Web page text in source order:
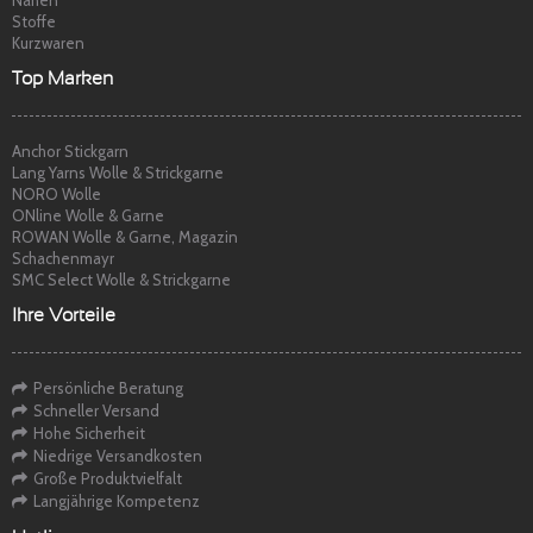
Stoffe
Kurzwaren
Top Marken
Anchor Stickgarn
Lang Yarns Wolle & Strickgarne
NORO Wolle
ONline Wolle & Garne
ROWAN Wolle & Garne, Magazin
Schachenmayr
SMC Select Wolle & Strickgarne
Ihre Vorteile
Persönliche Beratung
Schneller Versand
Hohe Sicherheit
Niedrige Versandkosten
Große Produktvielfalt
Langjährige Kompetenz